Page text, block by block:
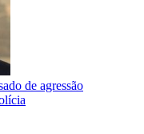
de agressão